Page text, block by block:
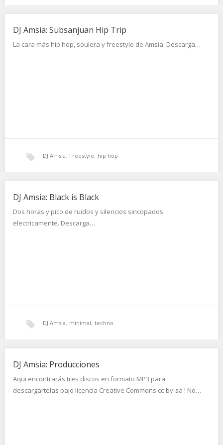
DJ Amsia: Subsanjuan Hip Trip
La cara más hip hop, soulera y freestyle de Amsia. Descarga…
DJ Amsia, Freestyle, hip hop
DJ Amsia: Black is Black
Dos horas y pico de ruidos y silencios sincopados
electricamente. Descarga…
DJ Amsia, minimal, techno
DJ Amsia: Producciones
Aqui encontrarás tres discos en formato MP3 para
descargartelas bajo licencia Creative Commons cc-by-sa ! No…